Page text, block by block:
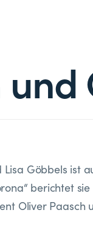
Göbbels ist
berichtet
Oliver Paasch